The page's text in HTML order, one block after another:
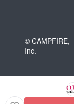
© CAMPFIRE,
Inc.